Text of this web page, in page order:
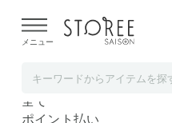
よる配送遅延が発生しており
メニュー
ハードディスク
ハードディスク
全て
ポイント払い